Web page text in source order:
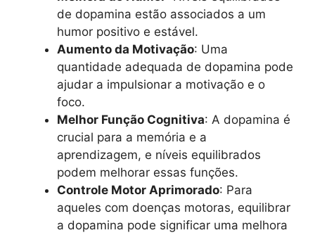
de dopamina estão associados a um
humor positivo e estável.
Aumento da Motivação: Uma
quantidade adequada de dopamina pode
ajudar a impulsionar a motivação e o
foco.
Melhor Função Cognitiva: A dopamina é
crucial para a memória e a
aprendizagem, e níveis equilibrados
podem melhorar essas funções.
Controle Motor Aprimorado: Para
aqueles com doenças motoras, equilibrar
a dopamina pode significar uma melhora